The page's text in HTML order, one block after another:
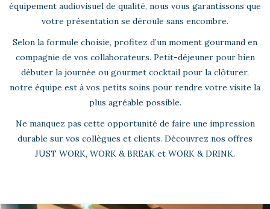
équipement audiovisuel de qualité, nous vous garantissons que
votre présentation se déroule sans encombre.
Selon la formule choisie, profitez d’un moment gourmand en
compagnie de vos collaborateurs. Petit-déjeuner pour bien
débuter la journée ou gourmet cocktail pour la clôturer,
notre équipe est à vos petits soins pour rendre votre visite la
plus agréable possible.
Ne manquez pas cette opportunité de faire une impression
durable sur vos collègues et clients. Découvrez nos offres
JUST WORK, WORK & BREAK et WORK & DRINK.